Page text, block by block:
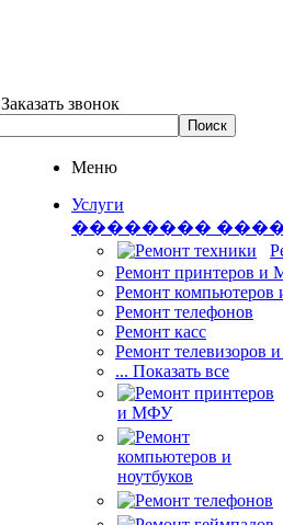
Заказать звонок
Меню
Услуги
��������
Ремонт принтеров
Ремонт компьютеров
Ремонт телефонов
Ремонт касс
Ремонт телевизоров
... Показать все